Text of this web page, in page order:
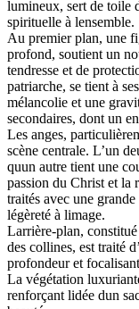
lumineux, sert de toile
spirituelle à lensemble.
Au premier plan, une
profond, soutient un
tendresse et de
patriarche, se tient à
mélancolie et une
secondaires, dont un
Les anges,
scène centrale. L’un
quun autre tient une
passion du Christ et la
traités avec une
légèreté à limage.
Larrière-plan,
des collines, est traité
profondeur et
La végétation
renforçant lidée dun